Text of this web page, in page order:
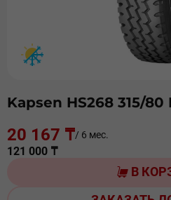
Kapsen HS268 315/80
20 167 ₸/ 6 мес.
121 000 ₸
В